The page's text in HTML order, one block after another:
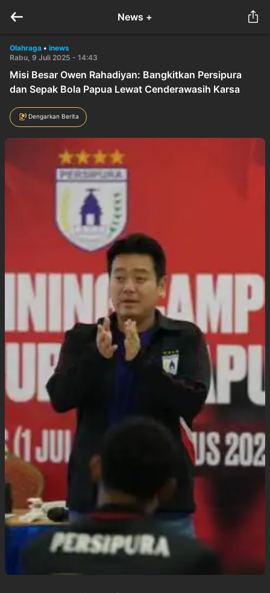
News +
Olahraga • inews
Rabu, 9 Juli 2025 - 14:43
Misi Besar Owen Rahadiyan: Bangkitkan Persipura
dan Sepak Bola Papua Lewat Cenderawasih Karsa
Dengarkan Berita